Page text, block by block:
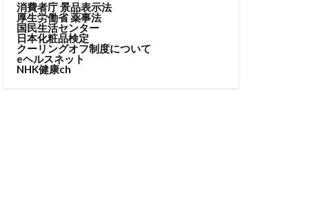
消費者庁 景品表示法
厚生労働省 薬事法
国民生活センター
日本化粧品検定
クーリングオフ制度について
eヘルスネット
NHK健康ch